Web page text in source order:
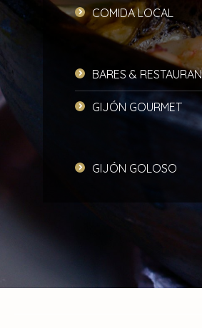
COMIDA LOCAL
BARES &
GIJÓN GOURMET
GIJÓN GOLOSO